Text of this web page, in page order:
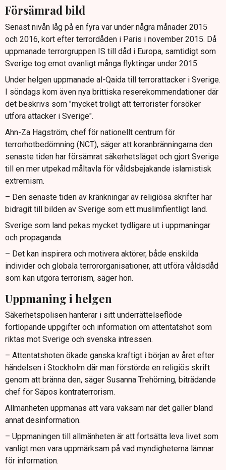
Försämrad bild
Senast nivån låg på en fyra var under några månader 2015
och 2016, kort efter terrordåden i Paris i november 2015. Då
uppmanade terrorgruppen IS till dåd i Europa, samtidigt som
Sverige tog emot ovanligt många flyktingar under 2015.
Under helgen uppmanade al-Qaida till terrorattacker i Sverige.
I söndags kom även nya brittiska reserekommendationer där
det beskrivs som "mycket troligt att terrorister försöker
utföra attacker i Sverige".
Ahn-Za Hagström, chef för nationellt centrum för
terrorhotbedömning (NCT), säger att koranbränningarna den
senaste tiden har försämrat säkerhetsläget och gjort Sverige
till en mer utpekad måltavla för våldsbejakande islamistisk
extremism.
– Den senaste tiden av kränkningar av religiösa skrifter har
bidragit till bilden av Sverige som ett muslimfientligt land.
Sverige som land pekas mycket tydligare ut i uppmaningar
och propaganda.
– Det kan inspirera och motivera aktörer, både enskilda
individer och globala terrororganisationer, att utföra våldsdåd
som kan utgöra terrorism, säger hon.
Uppmaning i helgen
Säkerhetspolisen hanterar i sitt underrättelseflöde
fortlöpande uppgifter och information om attentatshot som
riktas mot Sverige och svenska intressen.
– Attentatshoten ökade ganska kraftigt i början av året efter
händelsen i Stockholm där man förstörde en religiös skrift
genom att bränna den, säger Susanna Trehörning, biträdande
chef för Säpos kontraterrorism.
Allmänheten uppmanas att vara vaksam när det gäller bland
annat desinformation.
– Uppmaningen till allmänheten är att fortsätta leva livet som
vanligt men vara uppmärksam på vad myndigheterna lämnar
för information.